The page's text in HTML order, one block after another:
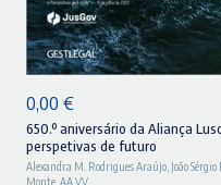
0,00 €
650.º aniversário da Aliança
perspetivas de futuro
Alexandra M. Rodrigues Araújo João
Monte AA.VV.